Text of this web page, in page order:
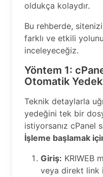
oldukça kolaydır.
Bu rehberde,
farklı ve etkili
inceleyeceğiz.
Yöntem 1:
Otomatik
Teknik detaylarla
yedeğini tek bir
istiyorsanız cPanel
İşleme başlamak
Giriş: KRIWEB
veya direkt link